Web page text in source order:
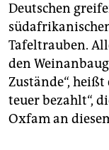
genossenschaft
epaper login
Deutschen
Tafeltrauben.
den
Zustände“,
teuer bezahlt“,
Oxfam an